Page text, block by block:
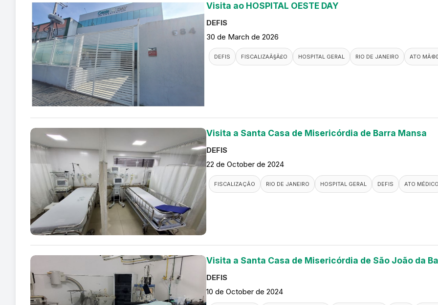
Visita ao HOSPITAL OESTE DAY
DEFIS
30 de March de 2026
DEFIS FISCALIZAÃ§Ã£O HOSPITAL GERAL RIO DE JANEIRO ATO
Visita a Santa Casa de Misericórdia de Barra Mansa
DEFIS
22 de October de 2024
FISCALIZAÇÃO RIO DE JANEIRO HOSPITAL GERAL DEFIS ATO MÉDICO
Visita a Santa Casa de Misericórdia de São João da
DEFIS
10 de October de 2024